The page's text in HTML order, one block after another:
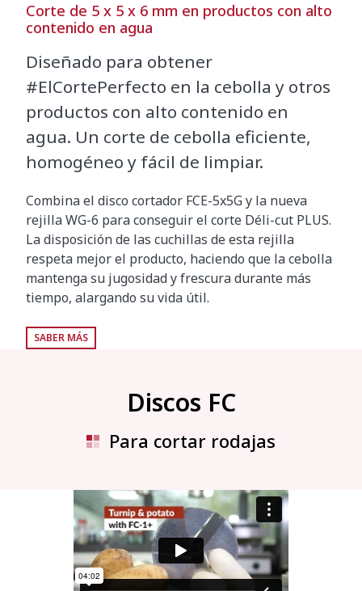
Corte de 5 x 5 x 6 mm en productos con alto
contenido en agua
Diseñado para obtener
#ElCortePerfecto en la cebolla y otros
productos con alto contenido en
agua. Un corte de cebolla eficiente,
homogéneo y fácil de limpiar.
Combina el disco cortador FCE-5x5G y la nueva
rejilla WG-6 para conseguir el corte Déli-cut PLUS.
La disposición de las cuchillas de esta rejilla
respeta mejor el producto, haciendo que la cebolla
mantenga su jugosidad y frescura durante más
tiempo, alargando su vida útil.
SABER MÁS
Discos FC
Para cortar rodajas